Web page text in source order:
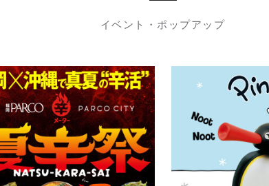
イベント・ポップアップ